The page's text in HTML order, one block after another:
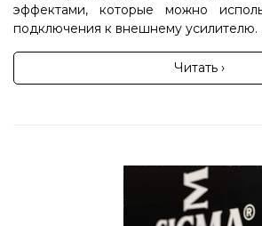
эффектами, которые можно
подключения к внешнему усилителю.
Читать ›